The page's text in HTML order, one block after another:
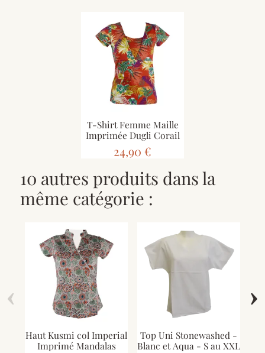
T-Shirt Femme Maille
Imprimée Dugli Corail
24,90 €
10 autres produits dans la
même catégorie :
Haut Kusmi col Imperial
Imprimé Mandalas
Top Uni Stonewashed -
Blanc et Aqua - S au XXL
‹ ›